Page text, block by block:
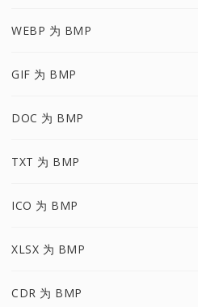
WEBP 为 BMP
GIF 为 BMP
DOC 为 BMP
TXT 为 BMP
ICO 为 BMP
XLSX 为 BMP
CDR 为 BMP